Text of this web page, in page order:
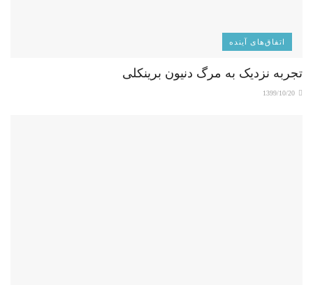
اتفاق‌های آینده
تجربه نزدیک به مرگ دنیون برینکلی